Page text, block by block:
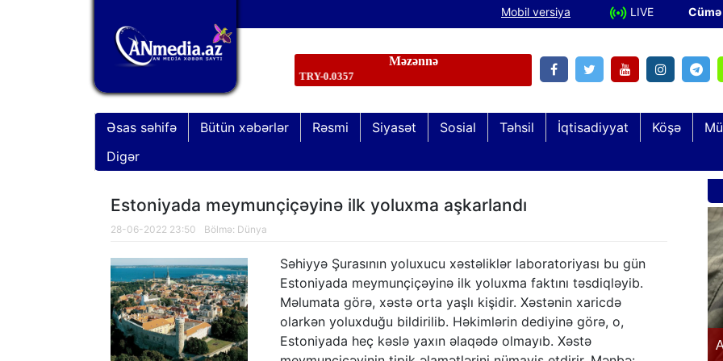
Mobil versiya LIVE Cümə
Əsas səhifə Bütün xəbərlər Rəsmi Siyasət Sosial Təhsil İqtisadiyyat Köşə
Digər
Estoniyada meymunçiçəyinə ilk yoluxma aşkarlandı
28-06-2022 23:50 Bölmə: Dünya
Səhiyyə Şurasının yoluxucu xəstəliklər laboratoriyası bu gün
Estoniyada meymunçiçəyinə ilk yoluxma faktını təsdiqləyib.
Məlumata görə, xəstə orta yaşlı kişidir. Xəstənin xaricdə
olarkən yoluxduğu bildirilib. Həkimlərin dediyinə görə, o,
Estoniyada heç kəslə yaxın əlaqədə olmayıb. Xəstə
“Xocavənd əməliyyatı”nda şəhid olan
Şəhid və qazi övladları “Keşikçidağ” Dövlət
Tarix-Mədəniyyət Qoruğunda olublar